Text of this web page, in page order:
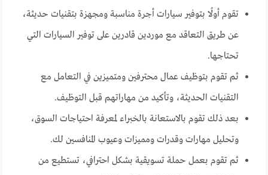
تقوم أولًا بتوفير سيارات أجرة مناسبة ومجهزة بتقنيات حديثة،
عن طريق التعاقد مع موردين قادرين على توفير السيارات التي
تحتاجها.
ثم تقوم بتوظيف عمال محترفين ومتميزين في التعامل مع
التقنيات الحديثة، وتأكيد من مهاراتهم قبل التوظيف.
بعد ذلك تقوم بالاستعانة بالخبراء لمعرفة احتياجات السوق،
وتحليل مهارات وقدرات ومميزات وعيوب المنافسين لك.
ثم تقوم بعمل حملة تسويقية بشكل احترافي، تستطيع من